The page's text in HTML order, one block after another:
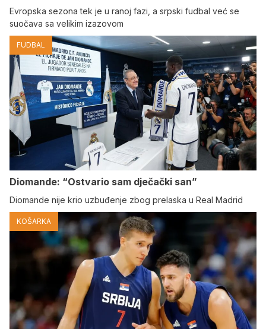
Evropska sezona tek je u ranoj fazi, a srpski fudbal već se
suočava sa velikim izazovom
FUDBAL
Diomande: “Ostvario sam dječački san”
Diomande nije krio uzbuđenje zbog prelaska u Real Madrid
KOŠARKA